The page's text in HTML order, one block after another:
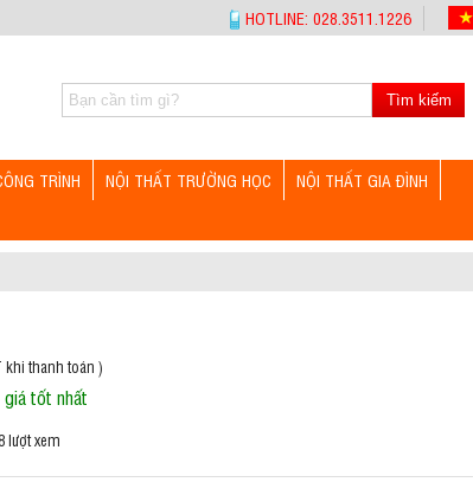
HOTLINE: 028.3511.1226
Tìm kiếm
TRÌNH NỘI THẤT TRƯỜNG HỌC
NỘI THẤT GIA ĐÌNH
thanh toán )
tốt nhất
lượt xem